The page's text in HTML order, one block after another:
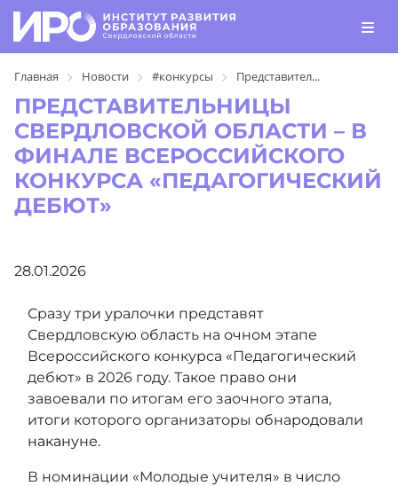
Главная Новости #конкурсы Представител...
ПРЕДСТАВИТЕЛЬНИЦЫ
СВЕРДЛОВСКОЙ ОБЛАСТИ – В
ФИНАЛЕ ВСЕРОССИЙСКОГО
КОНКУРСА «ПЕДАГОГИЧЕСКИЙ
ДЕБЮТ»
28.01.2026
Сразу три уралочки представят
Свердловскую область на очном этапе
Всероссийского конкурса «Педагогический
дебют» в 2026 году. Такое право они
завоевали по итогам его заочного этапа,
итоги которого организаторы обнародовали
накануне.
В номинации «Молодые учителя» в число